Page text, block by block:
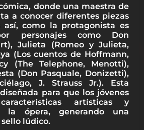
donde una maestra de
a conocer diferentes piezas
así, como la protagonista es
personajes como Don
Julieta (Romeo y Julieta,
(Los cuentos de Hoffmann,
(The Telephone, Menotti),
(Don Pasquale, Donizetti),
J. Strauss Jr.). Esta
para que los jóvenes
artísticas y
la ópera, generando una
lúdico.